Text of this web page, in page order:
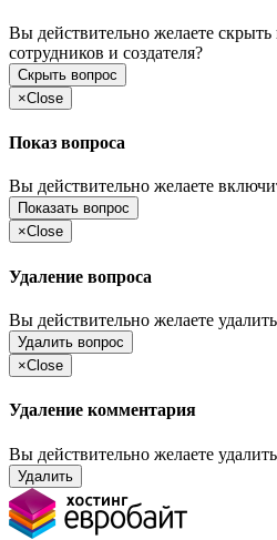
Вы действительно желаете скрыть
сотрудников и создателя?
Скрыть вопрос
×Close
Показ вопроса
Вы действительно желаете
Показать вопрос
×Close
Удаление вопроса
Вы действительно желаете
Удалить вопрос
×Close
Удаление комментария
Вы действительно желаете
Удалить